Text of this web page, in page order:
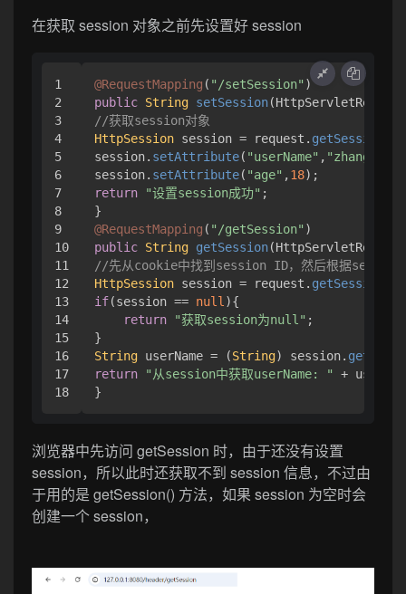
在获取 session 对象之前先设置好 session
1
2
3
4
5
6
7
8
9
10
11
12
13
14
15
16
17
@RequestMapping ( "/setSession"
public String setSession(
//获取session对象
HttpSession session = request. getSession
session. setAttribute( "userName" , "zhangsan"
session. setAttribute( "age" ,18
return
"设置session成功" ;
@RequestMapping ( "/getSession"
public String getSession(
//先从cookie中找到session ID，然后根据
HttpSession session = request. getSession
if(session == null ){
return
"获取session为null" ;
String userName = (String) session.
return
"从session中获取userName: "
+
}
浏览器中先访问 getSession 时，由于还没有设置
session，所以此时还获取不到 session 信息，不过由
于用的是 getSession() 方法，如果 session 为空时会
创建一个 session，